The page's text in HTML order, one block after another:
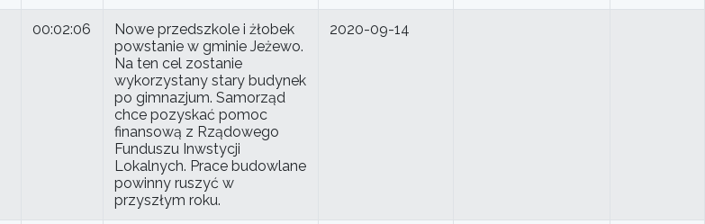
00:02:06
Nowe przedszkole i żłobek
powstanie w gminie Jeżewo.
Na ten cel zostanie
wykorzystany stary budynek
po gimnazjum. Samorząd
chce pozyskać pomoc
finansową z Rządowego
Funduszu Inwstycji
Lokalnych. Prace budowlane
powinny ruszyć w
przyszłym roku.
2020-09-14